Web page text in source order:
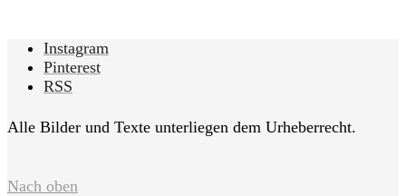
Instagram
Pinterest
RSS
Alle Bilder und Texte unterliegen dem Urheberrecht.
Nach oben